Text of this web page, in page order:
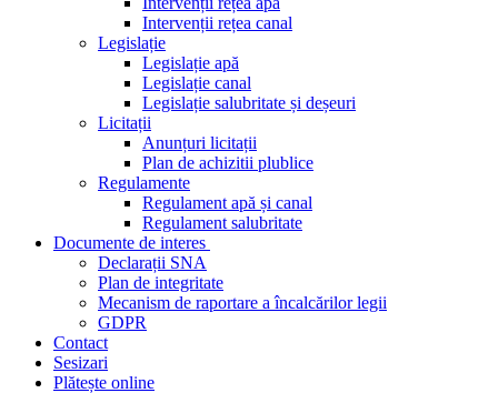
Intervenții rețea canal
Legislație
Legislație apă
Legislație canal
Legislație salubritate și deșeuri
Licitații
Anunțuri licitații
Plan de achizitii plublice
Regulamente
Regulament apă și canal
Regulament salubritate
Documente de interes
Declarații SNA
Plan de integritate
Mecanism de raportare a încalcărilor legii
GDPR
Contact
Sesizari
Plătește online